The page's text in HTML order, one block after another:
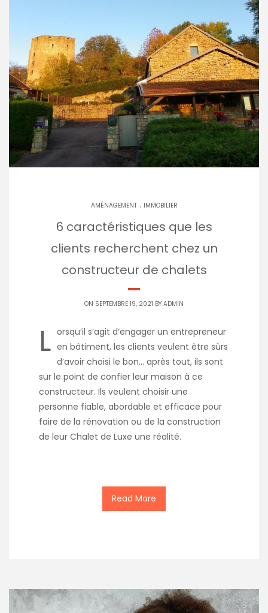
AMÉNAGEMENT. IMMOBILIER
6 caractéristiques que les
clients recherchent chez un
constructeur de chalets
ON SEPTEMBRE 19, 2021 BY ADMIN
L orsqu’il s’agit d‘engager un entrepreneur
en bâtiment, les clients veulent être sûrs
d’avoir choisi le bon… après tout, ils sont
sur le point de confier leur maison à ce
constructeur. Ils veulent choisir une
personne fiable, abordable et efficace pour
faire de la rénovation ou de la construction
de leur Chalet de Luxe une réalité.
Read More